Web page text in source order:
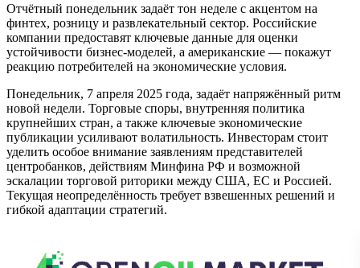
Отчётный понедельник задаёт тон неделе с акцентом на
финтех, розницу и развлекательный сектор. Российские
компании предоставят ключевые данные для оценки
устойчивости бизнес-моделей, а американские — покажут
реакцию потребителей на экономические условия.
Понедельник, 7 апреля 2025 года, задаёт напряжённый ритм
новой недели. Торговые споры, внутренняя политика
крупнейших стран, а также ключевые экономические
публикации усиливают волатильность. Инвесторам стоит
уделить особое внимание заявлениям представителей
центробанков, действиям Минфина РФ и возможной
эскалации торговой риторики между США, ЕС и Россией.
Текущая неопределённость требует взвешенных решений и
гибкой адаптации стратегий.